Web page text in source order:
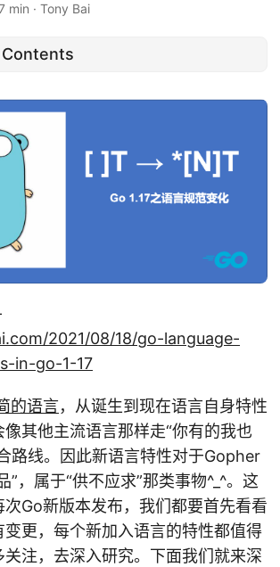
min · Tony Bai
2021/08/18/go-language-
in-go-1-17
的语言，从诞生到现在语言自身特性
其他主流语言那样走“你有的我也
路线。因此新语言特性对于Gopher
”，属于“供不应求”那类事物^_^。这
Go新版本发布，我们都要首先看看
更，每个新加入语言的特性都值得
关注，去深入研究。下面我们就来深